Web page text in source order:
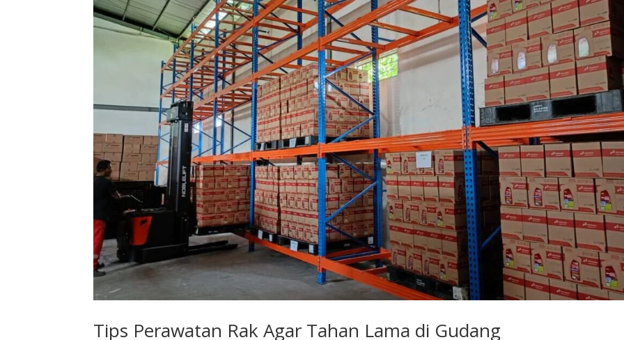
Tips Perawatan Rak Agar Tahan Lama di Gudang